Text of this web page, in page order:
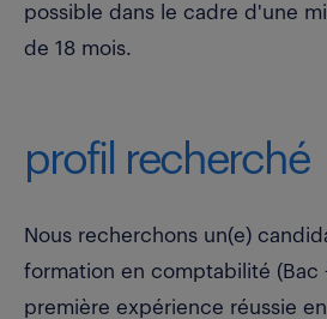
possible dans le cadre d'une
de 18 mois.
profil recherché
Nous recherchons un(e)
formation en comptabilité (Bac
première expérience réussie